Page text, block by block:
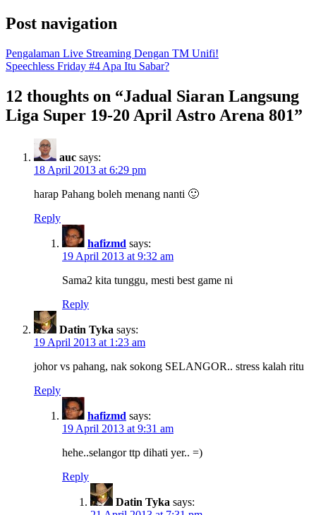
Post navigation
Pengalaman Live Streaming Dengan TM Unifi!
Speechless Friday #4 Apa Itu Sabar?
12 thoughts on “Jadual Siaran Langsung
Liga Super 19-20 April Astro Arena 801”
auc says:
18 April 2013 at 6:29 pm
harap Pahang boleh menang nanti 🙂
Reply
hafizmd says:
19 April 2013 at 9:32 am
Sama2 kita tunggu, mesti best game ni
Reply
Datin Tyka says:
19 April 2013 at 1:23 am
johor vs pahang, nak sokong SELANGOR.. stress kalah ritu
Reply
hafizmd says:
19 April 2013 at 9:31 am
hehe..selangor ttp dihati yer.. =)
Reply
Datin Tyka says: